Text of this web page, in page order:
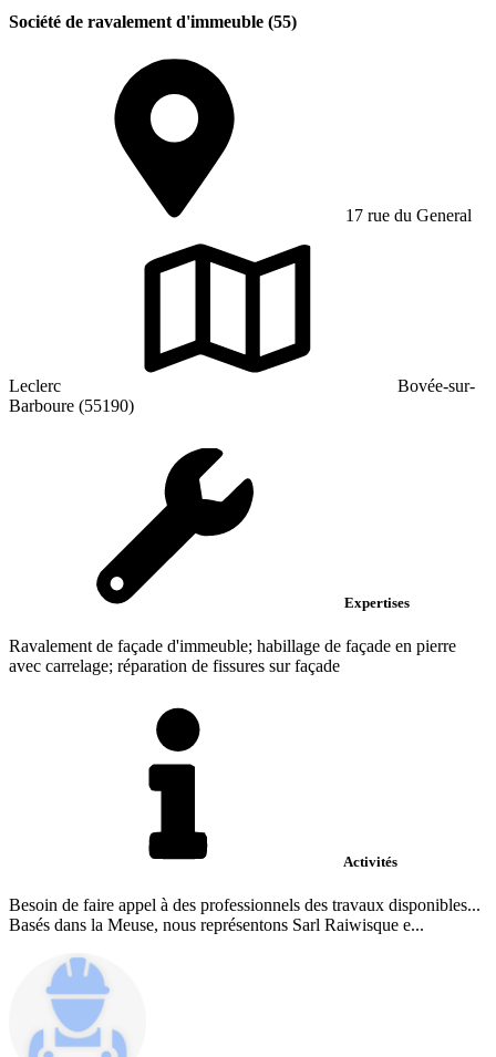
Société de ravalement d'immeuble (55)
17 rue du General
Leclerc
Bovée-sur-
Barboure (55190)
Expertises
Ravalement de façade d'immeuble; habillage de façade en pierre
avec carrelage; réparation de fissures sur façade
Activités
Besoin de faire appel à des professionnels des travaux disponibles...
Basés dans la Meuse, nous représentons Sarl Raiwisque e...